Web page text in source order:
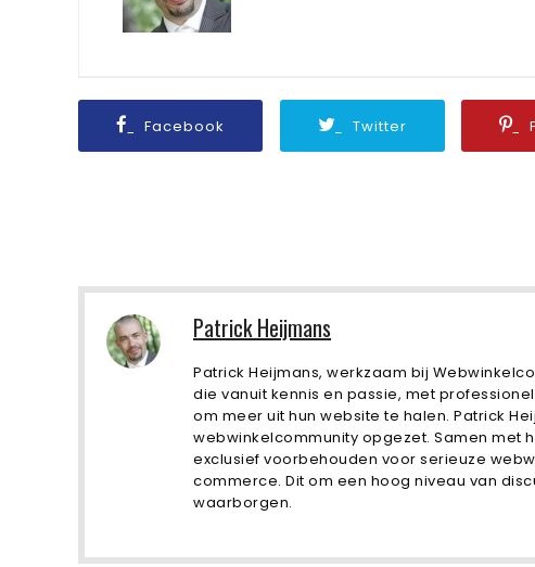
Facebook Twitter
Patrick Heijmans
Patrick Heijmans, werkzaam bij
die vanuit kennis en passie, met
om meer uit hun website te halen. Patrick
webwinkelcommunity opgezet. Samen met
exclusief voorbehouden voor serieuze
commerce. Dit om een ​​hoog niveau van
waarborgen.